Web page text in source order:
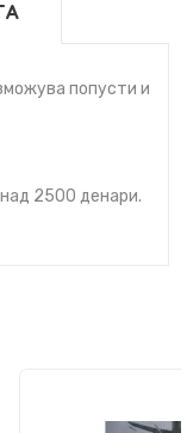
попусти и
2500 денари.